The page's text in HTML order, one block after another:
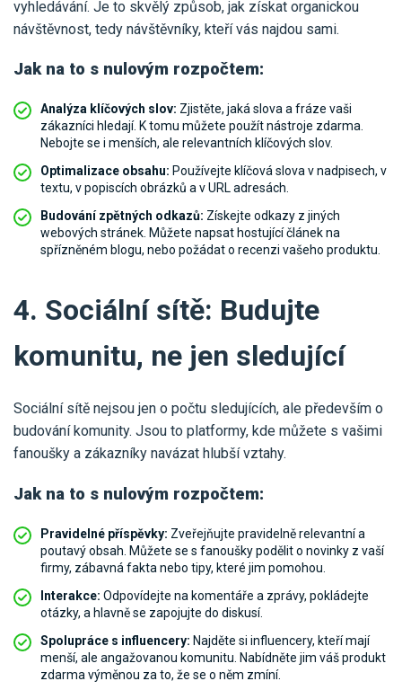
vyhledávání. Je to skvělý způsob, jak získat organickou
návštěvnost, tedy návštěvníky, kteří vás najdou sami.
Jak na to s nulovým rozpočtem:
Analýza klíčových slov: Zjistěte, jaká slova a fráze vaši
zákazníci hledají. K tomu můžete použít nástroje zdarma.
Nebojte se i menších, ale relevantních klíčových slov.
Optimalizace obsahu: Používejte klíčová slova v nadpisech, v
textu, v popiscích obrázků a v URL adresách.
Budování zpětných odkazů: Získejte odkazy z jiných
webových stránek. Můžete napsat hostující článek na
spřízněném blogu, nebo požádat o recenzi vašeho produktu.
4. Sociální sítě: Budujte
komunitu, ne jen sledující
Sociální sítě nejsou jen o počtu sledujících, ale především o
budování komunity. Jsou to platformy, kde můžete s vašimi
fanoušky a zákazníky navázat hlubší vztahy.
Jak na to s nulovým rozpočtem:
Pravidelné příspěvky: Zveřejňujte pravidelně relevantní a
poutavý obsah. Můžete se s fanoušky podělit o novinky z vaší
firmy, zábavná fakta nebo tipy, které jim pomohou.
Interakce: Odpovídejte na komentáře a zprávy, pokládejte
otázky, a hlavně se zapojujte do diskusí.
Spolupráce s influencery: Najděte si influencery, kteří mají
menší, ale angažovanou komunitu. Nabídněte jim váš produkt
zdarma výměnou za to, že se o něm zmíní.